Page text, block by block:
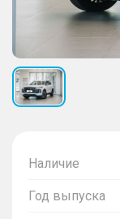
Наличие
Год выпуска